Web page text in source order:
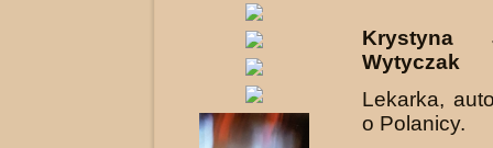
Krystyna
Wytyczak
Lekarka,
o Polanicy.